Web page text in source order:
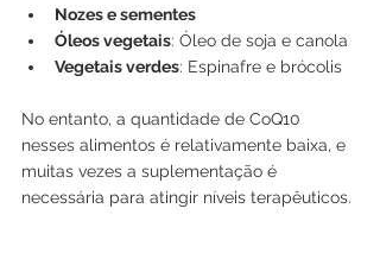
Nozes e sementes
Óleos vegetais: Óleo de soja e canola
Vegetais verdes: Espinafre e brócolis
No entanto, a quantidade de CoQ10
nesses alimentos é relativamente baixa, e
muitas vezes a suplementação é
necessária para atingir níveis terapêuticos.